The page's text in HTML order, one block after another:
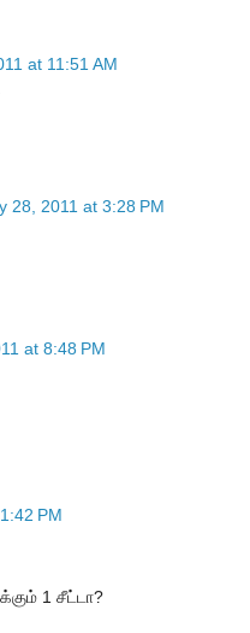
at 11:51 AM
28, 2011 at 3:28 PM
at 8:48 PM
PM
1 சீட்டா?